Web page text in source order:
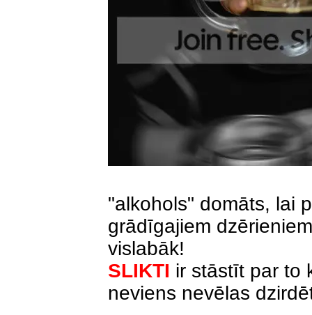
"alkohols" domāts, lai
grādīgajiem
vislabāk!
SLIKTI ir stāstīt par to
neviens nevēlas